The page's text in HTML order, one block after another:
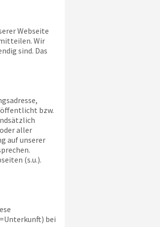
Webseite
Wir
sind. Das
bzw.
aller
auf unserer
(s.u.).
bei